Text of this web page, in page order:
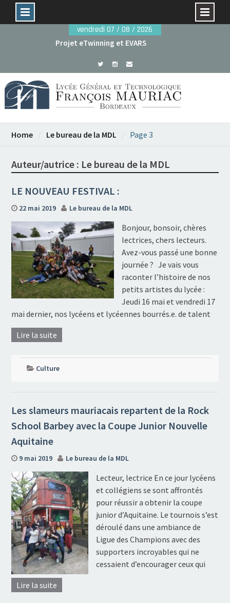
vendredi 07 / 08 / 2026
Avant le 29 mai : dossiers de candidature rentrée
Projet eTwinning et EVARS
Home Le bureau de la MDL Page 3
Auteur/autrice : Le bureau de la MDL
LE NOUVEAU FESTIVAL :
22 mai 2019 Le bureau de la MDL
Bonjour, bonsoir, chères
lectrices, chers lecteurs.
Avez-vous passé une bonne
journée ? Je vais vous
raconter l’histoire de nos
petits artistes du lycée :
Jeudi 16 mai et vendredi 17
mai dernier, nos lycéens et lycéennes bourrés.e. de talent
Lire la suite
Culture
Les slameurs mauriacais repartent de la Rock
School Barbey avec la Coupe Junior Nouvelle
Aquitaine
9 mai 2019 Le bureau de la MDL
Lecteur, lectrice En ce jour lycéens
et collégiens se sont affrontés
pour réussir a obtenir la coupe
junior d’Aquitaine. Le tournois s’est
déroulé dans une ambiance de
Ligue des Champions avec des
supporters incroyables qui ne
cessaient d’encourager ceux qui
Lire la suite